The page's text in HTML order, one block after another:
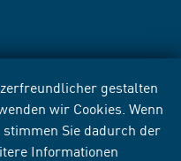
gestalten
wir Cookies. Wenn
stimmen Sie dadurch der
Informationen